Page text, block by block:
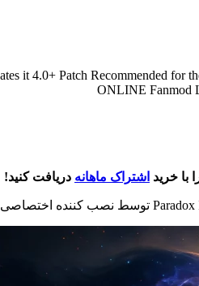
it 4.0+ Patch Recommended for
ONLINE Fanmod
با خرید اشتراک ماهانه دریافت کنید!